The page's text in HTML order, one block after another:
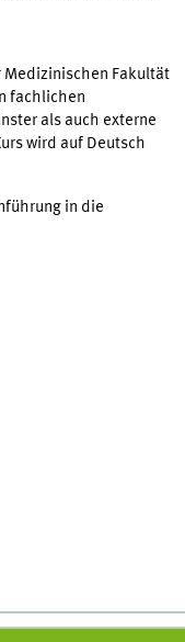
Medizinischen Fakultät
fachlichen
als auch externe
wird auf Deutsch
in die